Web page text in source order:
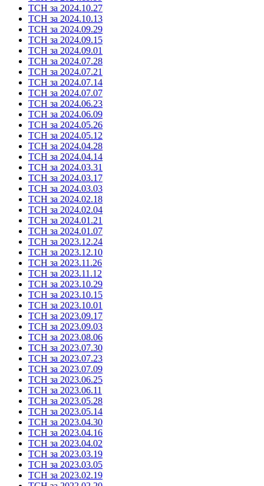
ТСН за 2024.10.27
ТСН за 2024.10.13
ТСН за 2024.09.29
ТСН за 2024.09.15
ТСН за 2024.09.01
ТСН за 2024.07.28
ТСН за 2024.07.21
ТСН за 2024.07.14
ТСН за 2024.07.07
ТСН за 2024.06.23
ТСН за 2024.06.09
ТСН за 2024.05.26
ТСН за 2024.05.12
ТСН за 2024.04.28
ТСН за 2024.04.14
ТСН за 2024.03.31
ТСН за 2024.03.17
ТСН за 2024.03.03
ТСН за 2024.02.18
ТСН за 2024.02.04
ТСН за 2024.01.21
ТСН за 2024.01.07
ТСН за 2023.12.24
ТСН за 2023.12.10
ТСН за 2023.11.26
ТСН за 2023.11.12
ТСН за 2023.10.29
ТСН за 2023.10.15
ТСН за 2023.10.01
ТСН за 2023.09.17
ТСН за 2023.09.03
ТСН за 2023.08.06
ТСН за 2023.07.30
ТСН за 2023.07.23
ТСН за 2023.07.09
ТСН за 2023.06.25
ТСН за 2023.06.11
ТСН за 2023.05.28
ТСН за 2023.05.14
ТСН за 2023.04.30
ТСН за 2023.04.16
ТСН за 2023.04.02
ТСН за 2023.03.19
ТСН за 2023.03.05
ТСН за 2023.02.19